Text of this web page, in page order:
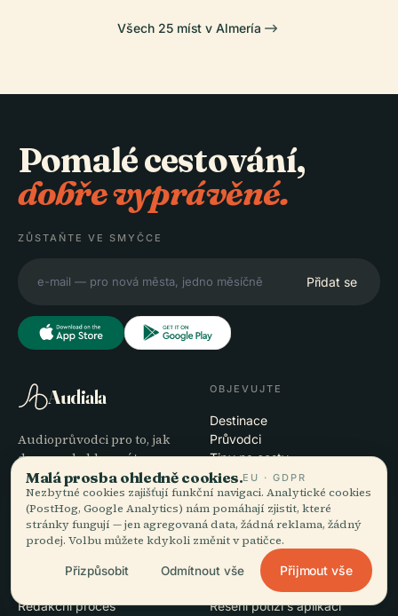
Všech 25 míst v Almería
Pomalé cestování,
dobře vyprávěné.
ZŮSTAŇTE VE SMYČCE
Přidat se
Audiala
Audioprůvodci pro to, jak
doopravdy bloumáte —
poctivě zdrojováno,
namluveno pro ulici,
staženo na jeden zátah.
OBJEVUJTE
Destinace
Průvodci
Tipy na cesty
Zobrazit ceník
Stáhnout
Redakční proces
NÁPOVĚDA
Řešení potíží s aplikací
Malá prosba ohledně cookies.EU · GDPR
Nezbytné cookies zajišťují funkční navigaci. Analytické cookies
(PostHog, Google Analytics) nám pomáhají zjistit, které
stránky fungují — jen agregovaná data, žádná reklama, žádný
prodej. Volbu můžete kdykoli změnit v patičce.
Přizpůsobit Odmítnout vše Přijmout vše